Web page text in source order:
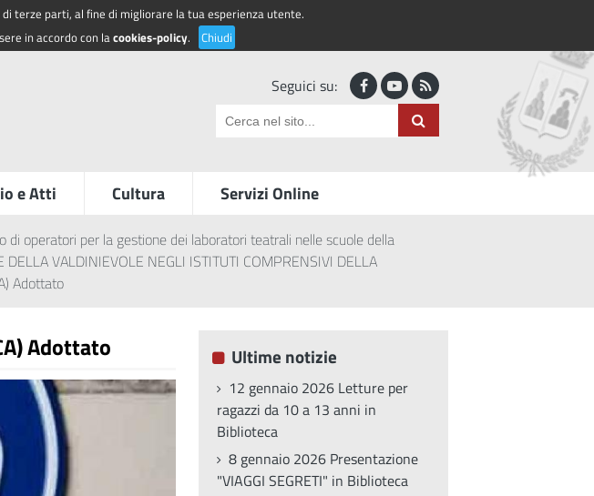
terze parti, al fine di migliorare la tua esperienza utente.
in accordo con lacookies-policy. Chiudi
Seguici su:
e Atti Cultura Servizi Online
di operatori per la gestione dei laboratori teatrali nelle scuole della
VALDINIEVOLE NEGLI ISTITUTI COMPRENSIVI DELLA
Adottato
Adottato Ultime notizie
12 gennaio 2026 Letture per
ragazzi da 10 a 13 anni in
Biblioteca
8 gennaio 2026 Presentazione
"VIAGGI SEGRETI" in Biblioteca